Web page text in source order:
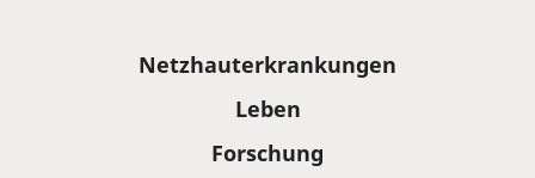
Netzhauterkrankungen
Leben
Forschung